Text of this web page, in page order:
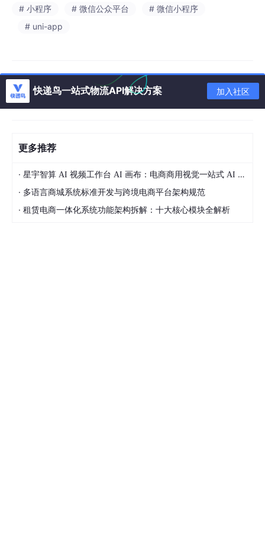
# 小程序 # 微信公众平台
# 微信小程序
# uni-app
快递鸟一站式物流API解决方案 加入社区
更多推荐
· 星宇智算 AI 视频工作台 AI 画布：电商商用视觉一站式 AI 生成平台落地解析
· 多语言商城系统标准开发与跨境电商平台架构规范
· 租赁电商一体化系统功能架构拆解：十大核心模块全解析